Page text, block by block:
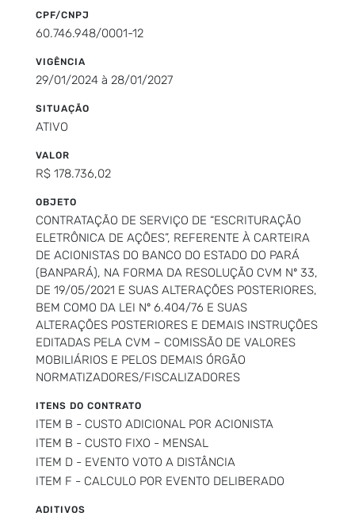
CPF/CNPJ
60.746.948/0001-12
VIGÊNCIA
29/01/2024 à 28/01/2027
SITUAÇÃO
ATIVO
VALOR
R$ 178.736,02
OBJETO
CONTRATAÇÃO DE SERVIÇO DE “ESCRITURAÇÃO
ELETRÔNICA DE AÇÕES”, REFERENTE À CARTEIRA
DE ACIONISTAS DO BANCO DO ESTADO DO PARÁ
(BANPARÁ), NA FORMA DA RESOLUÇÃO CVM Nº 33,
DE 19/05/2021 E SUAS ALTERAÇÕES POSTERIORES,
BEM COMO DA LEI Nº 6.404/76 E SUAS
ALTERAÇÕES POSTERIORES E DEMAIS INSTRUÇÕES
EDITADAS PELA CVM – COMISSÃO DE VALORES
MOBILIÁRIOS E PELOS DEMAIS ÓRGÃO
NORMATIZADORES/FISCALIZADORES
ITENS DO CONTRATO
ITEM B - CUSTO ADICIONAL POR ACIONISTA
ITEM B - CUSTO FIXO - MENSAL
ITEM D - EVENTO VOTO A DISTÂNCIA
ITEM F - CALCULO POR EVENTO DELIBERADO
ADITIVOS